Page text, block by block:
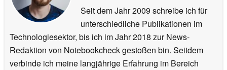
Seit dem Jahr 2009 schreibe ich für
unterschiedliche Publikationen im
Technologiesektor, bis ich im Jahr 2018 zur News-
Redaktion von Notebookcheck gestoßen bin. Seitdem
verbinde ich meine langjährige Erfahrung im Bereich